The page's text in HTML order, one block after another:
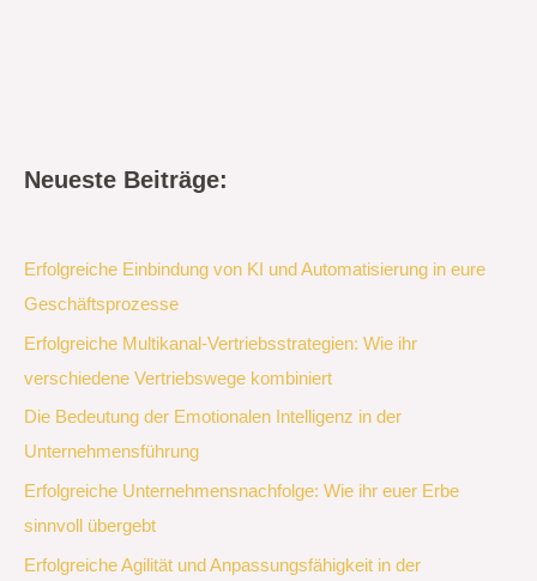
Neueste Beiträge:
Erfolgreiche Einbindung von KI und Automatisierung in eure
Geschäftsprozesse
Erfolgreiche Multikanal-Vertriebsstrategien: Wie ihr
verschiedene Vertriebswege kombiniert
Die Bedeutung der Emotionalen Intelligenz in der
Unternehmensführung
Erfolgreiche Unternehmensnachfolge: Wie ihr euer Erbe
sinnvoll übergebt
Erfolgreiche Agilität und Anpassungsfähigkeit in der